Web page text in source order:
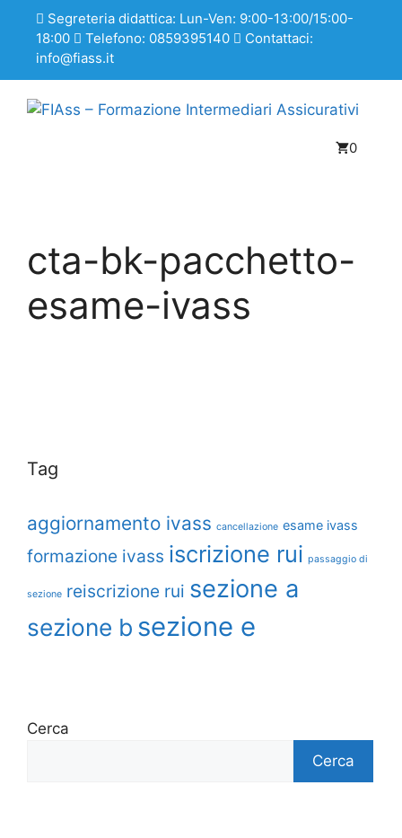
contenuto
Segreteria didattica: Lun-Ven: 9:00-13:00/15:00-
18:00
Telefono: 0859395140
Contattaci:
info@fiass.it
0
cta-bk-pacchetto-
esame-ivass
Tag
aggiornamento ivass cancellazione esame ivass
formazione ivass iscrizione rui passaggio di
sezione reiscrizione rui sezione a
sezione b sezione e
Cerca
Cerca